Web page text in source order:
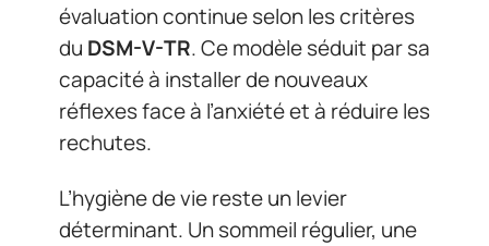
évaluation continue selon les critères
du DSM-V-TR. Ce modèle séduit par sa
capacité à installer de nouveaux
réflexes face à l’anxiété et à réduire les
rechutes.
L’hygiène de vie reste un levier
déterminant. Un sommeil régulier, une